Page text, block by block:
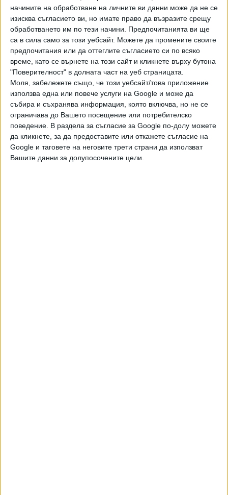
начините на обработване на личните ви данни може да не се
изисква съгласието ви, но имате право да възразите срещу
обработването им по тези начини. Предпочитанията ви ще
са в сила само за този уебсайт. Можете да промените своите
предпочитания или да оттеглите съгласието си по всяко
време, като се върнете на този сайт и кликнете върху бутона
"Поверителност" в долната част на уеб страницата.
Моля, забележете също, че този уебсайт/това приложение
използва една или повече услуги на Google и може да
събира и съхранява информация, която включва, но не се
ограничава до Вашето посещение или потребителско
поведение. В раздела за съгласие за Google по-долу можете
да кликнете, за да предоставите или откажете съгласие на
Google и таговете на неговите трети страни да използват
Вашите данни за долупосочените цели.
национален флаг с надпис - "Оздравявай бързо!".
'Get well soon' message for Pele
is projected on building in Qatar
The iconic Al Jaber Twin Towers in
Lusail, lit up with an image of Pele
and the the Brazil flag on Friday as
the global superstar continues his
stay at a Sao...
YouTube
Пеле е единственият футболист в историята на футбола,
който е ставал три пъти световен шампион.
Последвайте ни и в